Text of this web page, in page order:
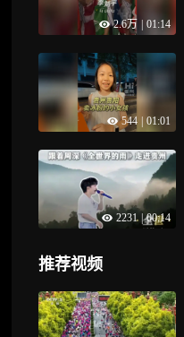
2.6万 01:14
544 01:01
2231 00:14
推荐视频